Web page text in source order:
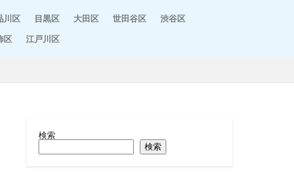
川区 目黒区 大田区 世田谷区
渋谷区
区 江戸川区
検索
検索